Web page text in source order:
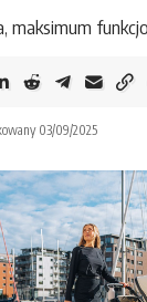
03/09/2025